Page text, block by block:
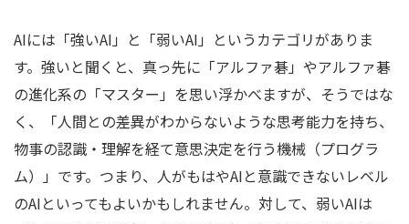
AIには「強いAI」と「弱いAI」というカテゴリがありま
す。強いと聞くと、真っ先に「アルファ碁」やアルファ碁
の進化系の「マスター」を思い浮かべますが、そうではな
く、「人間との差異がわからないような思考能力を持ち、
物事の認識・理解を経て意思決定を行う機械（プログラ
ム）」です。つまり、人がもはやAIと意識できないレベル
のAIといってもよいかもしれません。対して、弱いAIは